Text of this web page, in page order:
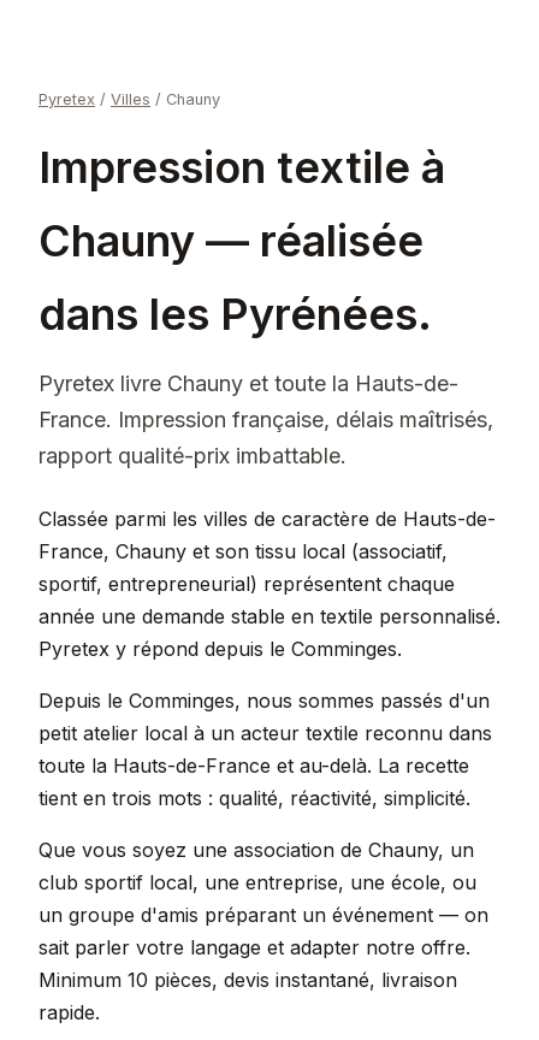
Pyretex / Villes / Chauny
Impression textile à
Chauny — réalisée
dans les Pyrénées.
Pyretex livre Chauny et toute la Hauts-de-
France. Impression française, délais maîtrisés,
rapport qualité-prix imbattable.
Classée parmi les villes de caractère de Hauts-de-
France, Chauny et son tissu local (associatif,
sportif, entrepreneurial) représentent chaque
année une demande stable en textile personnalisé.
Pyretex y répond depuis le Comminges.
Depuis le Comminges, nous sommes passés d'un
petit atelier local à un acteur textile reconnu dans
toute la Hauts-de-France et au-delà. La recette
tient en trois mots : qualité, réactivité, simplicité.
Que vous soyez une association de Chauny, un
club sportif local, une entreprise, une école, ou
un groupe d'amis préparant un événement — on
sait parler votre langage et adapter notre offre.
Minimum 10 pièces, devis instantané, livraison
rapide.